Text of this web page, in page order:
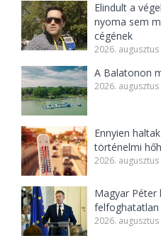
Elindult a
nyoma sem
cégének
2026. augusztus
A Balatonon
2026. augusztus
Ennyien
történelmi
2026. augusztus
Magyar Péter
2026. augusztus